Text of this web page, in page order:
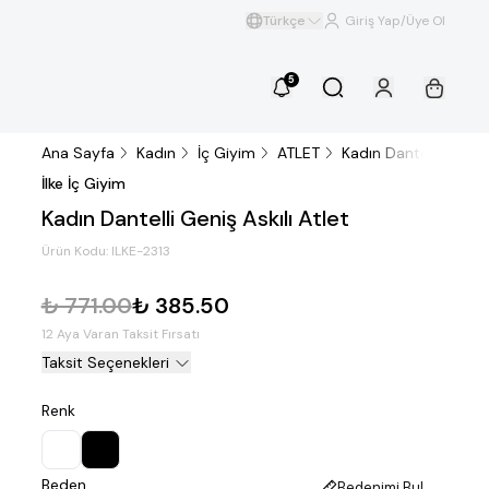
Türkçe Giriş Yap/Üye Ol
5
Ana Sayfa Kadın İç Giyim ATLET
Kadın Dantelli Geniş
İlke İç Giyim
Kadın Dantelli Geniş Askılı Atlet
Ürün Kodu: ILKE-2313
₺ 771.00₺ 385.50
12 Aya Varan Taksit Fırsatı
Taksit Seçenekleri
Renk
Beden